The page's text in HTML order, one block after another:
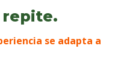
repite.
se adapta a